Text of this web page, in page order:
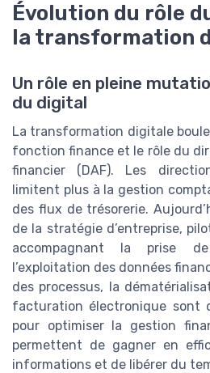
Évolution du rôle
la transformation
Un rôle en pleine
du digital
La transformation digitale
fonction finance et le rôle du
financier (DAF). Les
limitent plus à la gestion
des flux de trésorerie.
de la stratégie d’entreprise,
accompagnant la prise
l’exploitation des données
des processus, la
facturation électronique sont
pour optimiser la gestion
permettent de gagner en
informations et de libérer du